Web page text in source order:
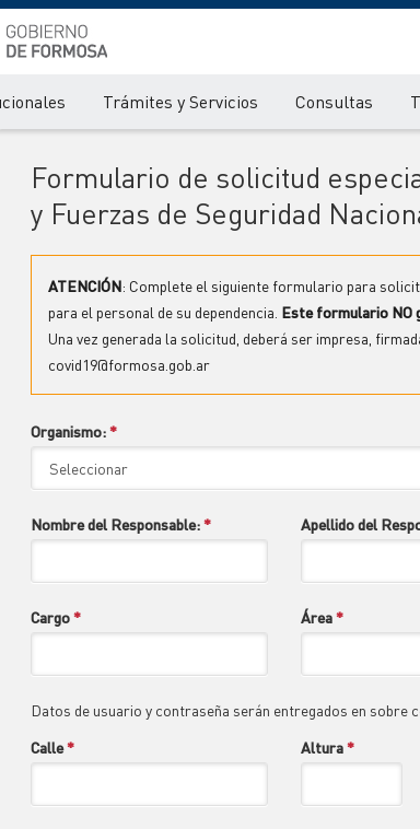
Trámites y Servicios Consultas
Formulario de solicitud
y Fuerzas de Seguridad
ATENCIÓN: Complete el siguiente formulario para
para el personal de su dependencia. Este formulario NO
Una vez generada la solicitud, deberá ser impresa,
covid19@formosa.gob.ar
Organismo:*
Nombre del Responsable:* Apellido del
Cargo* Área*
Datos de usuario y contraseña serán entregados en sobre
Calle* Altura*